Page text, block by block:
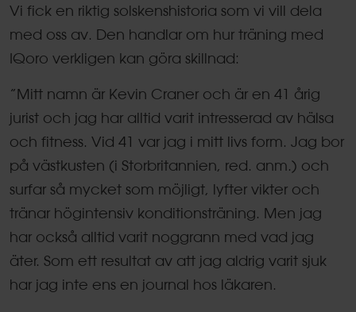
Vi fick en riktig solskenshistoria som vi vill dela
med oss av. Den handlar om hur träning med
IQoro verkligen kan göra skillnad:
”Mitt namn är Kevin Craner och är en 41 årig
jurist och jag har alltid varit intresserad av hälsa
och fitness. Vid 41 var jag i mitt livs form. Jag bor
på västkusten (i Storbritannien, red. anm.) och
surfar så mycket som möjligt, lyfter vikter och
tränar högintensiv konditionsträning. Men jag
har också alltid varit noggrann med vad jag
äter. Som ett resultat av att jag aldrig varit sjuk
har jag inte ens en journal hos läkaren.